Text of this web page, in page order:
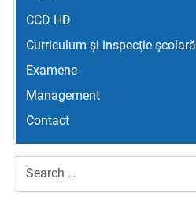
CCD HD
Curriculum şi inspecţie şcolară
Examene
Management
Contact